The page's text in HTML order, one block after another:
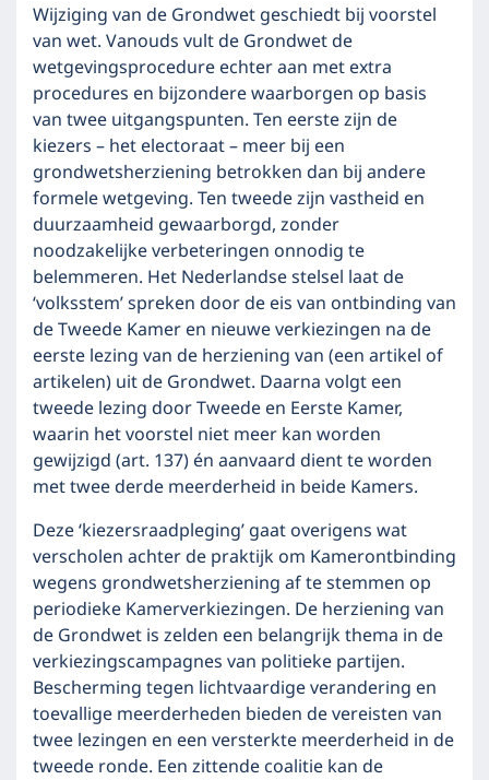
Wijziging van de Grondwet geschiedt bij voorstel
van wet. Vanouds vult de Grondwet de
wetgevingsprocedure echter aan met extra
procedures en bijzondere waarborgen op basis
van twee uitgangspunten. Ten eerste zijn de
kiezers – het electoraat – meer bij een
grondwetsherziening betrokken dan bij andere
formele wetgeving. Ten tweede zijn vastheid en
duurzaamheid gewaarborgd, zonder
noodzakelijke verbeteringen onnodig te
belemmeren. Het Nederlandse stelsel laat de
‘volksstem’ spreken door de eis van ontbinding van
de Tweede Kamer en nieuwe verkiezingen na de
eerste lezing van de herziening van (een artikel of
artikelen) uit de Grondwet. Daarna volgt een
tweede lezing door Tweede en Eerste Kamer,
waarin het voorstel niet meer kan worden
gewijzigd (art. 137) én aanvaard dient te worden
met twee derde meerderheid in beide Kamers.
Deze ‘kiezersraadpleging’ gaat overigens wat
verscholen achter de praktijk om Kamerontbinding
wegens grondwetsherziening af te stemmen op
periodieke Kamerverkiezingen. De herziening van
de Grondwet is zelden een belangrijk thema in de
verkiezingscampagnes van politieke partijen.
Bescherming tegen lichtvaardige verandering en
toevallige meerderheden bieden de vereisten van
twee lezingen en een versterkte meerderheid in de
tweede ronde. Een zittende coalitie kan de